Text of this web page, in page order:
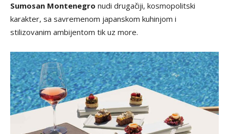
Sumosan Montenegro nudi drugačiji, kosmopolitski
karakter, sa savremenom japanskom kuhinjom i
stilizovanim ambijentom tik uz more.